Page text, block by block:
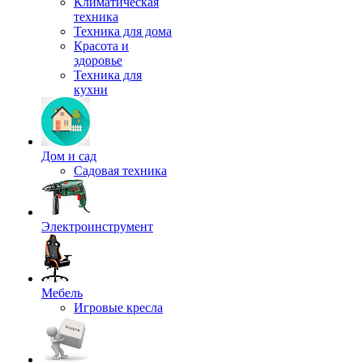
техника
Техника для дома
Красота и
здоровье
Техника для
кухни
Дом и сад
Садовая техника
Электроинструмент
Мебель
Игровые кресла